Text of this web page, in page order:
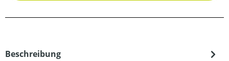
Beschreibung